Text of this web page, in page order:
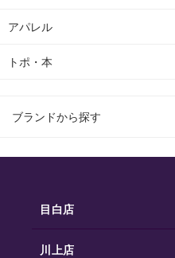
アパレル
トポ・本
ブランドから探す
目白店
川上店